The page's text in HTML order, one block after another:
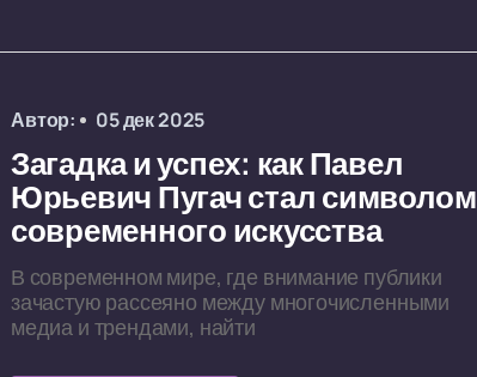
Автор: 05 дек 2025
Загадка и успех: как Павел
Юрьевич Пугач стал символом
современного искусства
В современном мире, где внимание публики
зачастую рассеяно между многочисленными
медиа и трендами, найти